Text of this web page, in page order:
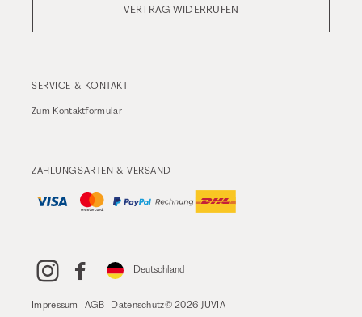
VERTRAG WIDERRUFEN
SERVICE & KONTAKT
Zum Kontaktformular
ZAHLUNGSARTEN & VERSAND
Deutschland
Impressum AGB Datenschutz© 2026 JUVIA